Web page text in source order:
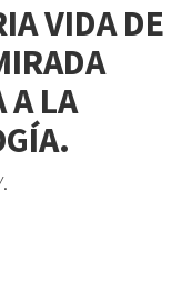
VIDA DE
A LA